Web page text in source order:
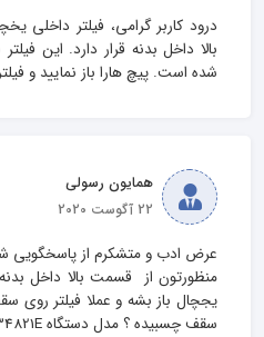
درود کاربر گرامی، فیلتر داخلی
بالا داخل بدنه قرار دارد. این
شده است. پیچ هارا باز نمایید و
همایون رسولی
22 آگوست 2020
منظورتون از  قسمت بالا داخل
یجچال باز بشه و عملا فیلتر روی
سقف چسبیده ؟ مدل دستگاه GNE 134821E